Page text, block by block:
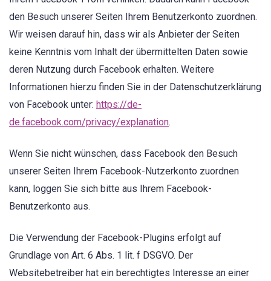
den Besuch unserer Seiten Ihrem Benutzerkonto zuordnen.
Wir weisen darauf hin, dass wir als Anbieter der Seiten
keine Kenntnis vom Inhalt der übermittelten Daten sowie
deren Nutzung durch Facebook erhalten. Weitere
Informationen hierzu finden Sie in der Datenschutzerklärung
von Facebook unter: https://de-
de.facebook.com/privacy/explanation.
Wenn Sie nicht wünschen, dass Facebook den Besuch
unserer Seiten Ihrem Facebook-Nutzerkonto zuordnen
kann, loggen Sie sich bitte aus Ihrem Facebook-
Benutzerkonto aus.
Die Verwendung der Facebook-Plugins erfolgt auf
Grundlage von Art. 6 Abs. 1 lit. f DSGVO. Der
Websitebetreiber hat ein berechtigtes Interesse an einer